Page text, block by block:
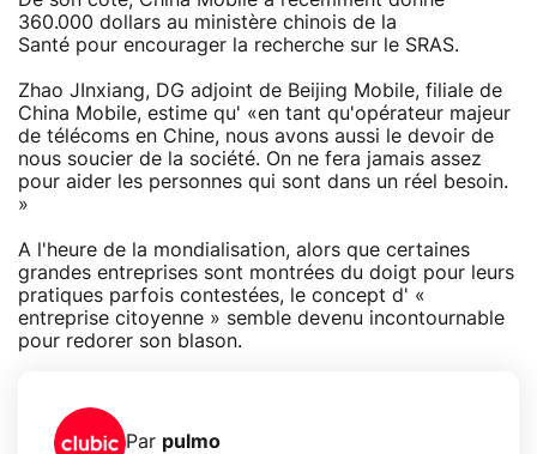
360.000 dollars au ministère chinois de la
Santé pour encourager la recherche sur le SRAS.
Zhao JInxiang, DG adjoint de Beijing Mobile, filiale de
China Mobile, estime qu' «en tant qu'opérateur majeur
de télécoms en Chine, nous avons aussi le devoir de
nous soucier de la société. On ne fera jamais assez
pour aider les personnes qui sont dans un réel besoin.
»
A l'heure de la mondialisation, alors que certaines
grandes entreprises sont montrées du doigt pour leurs
pratiques parfois contestées, le concept d' «
entreprise citoyenne » semble devenu incontournable
pour redorer son blason.
Par pulmo